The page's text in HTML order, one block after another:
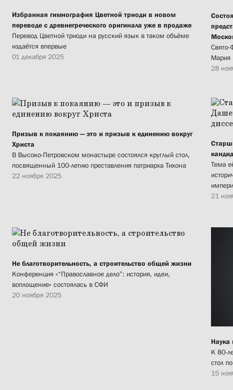
Избранная гимнография Цветной триоди в новом
переводе с древнегреческого оригинала уже в продаже
Перевод Цветной триоди на русский язык в таком объёме
издаётся впервые
01 декабря 2025
Свято-
Мария
28
Призыв к покаянию — это и призыв к единению вокруг
Христа
В Высоко-Петровском монастыре состоялся круглый стол,
посвященный 100-летию преставления патриарха Тихона
22 ноября 2025
Тема
21
Не благотворительность, а строительство общей жизни
Конференция «“Православное дело”: история, идеи,
воплощение» состоялась в СФИ
20 ноября 2025
Наука
К 80-
стол
15